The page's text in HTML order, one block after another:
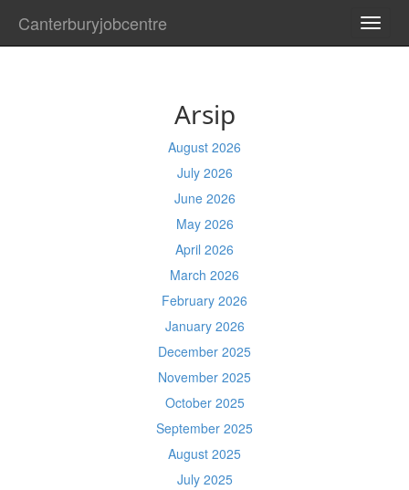
Canterburyjobcentre
Arsip
August 2026
July 2026
June 2026
May 2026
April 2026
March 2026
February 2026
January 2026
December 2025
November 2025
October 2025
September 2025
August 2025
July 2025